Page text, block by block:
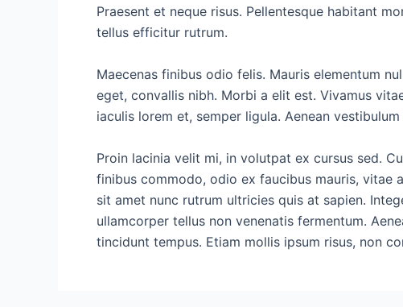
Praesent et neque risus. Pellentesque habitant
tellus efficitur rutrum.
Maecenas finibus odio felis. Mauris elementum
eget, convallis nibh. Morbi a elit est. Vivamus
iaculis lorem et, semper ligula. Aenean
Proin lacinia velit mi, in volutpat ex cursus sed.
finibus commodo, odio ex faucibus mauris, vitae
sit amet nunc rutrum ultricies quis at sapien.
ullamcorper tellus non venenatis fermentum.
tincidunt tempus. Etiam mollis ipsum risus, non